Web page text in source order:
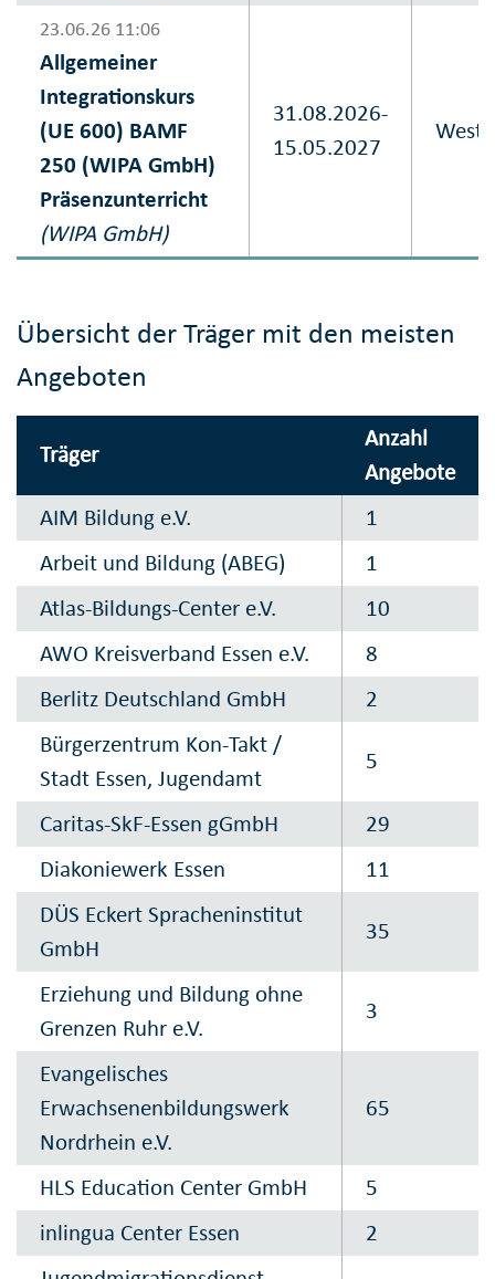
23.06.26 11:06
Allgemeiner
Integrationskurs
(UE 600) BAMF
250 (WIPA GmbH)
Präsenzunterricht
(WIPA GmbH)
31.08.2026-
15.05.2027
Übersicht der Träger mit den meisten
Angeboten
Träger
Anzahl
Angebote
AIM Bildung e.V.
1
Arbeit und Bildung (ABEG)
1
Atlas-Bildungs-Center e.V.
10
AWO Kreisverband Essen e.V.
8
Berlitz Deutschland GmbH
2
Bürgerzentrum Kon-Takt /
Stadt Essen, Jugendamt
5
Caritas-SkF-Essen gGmbH
29
Diakoniewerk Essen
11
DÜS Eckert Spracheninstitut
GmbH
35
Erziehung und Bildung ohne
Grenzen Ruhr e.V.
3
Evangelisches
Erwachsenenbildungswerk
Nordrhein e.V.
65
HLS Education Center GmbH
5
inlingua Center Essen
2